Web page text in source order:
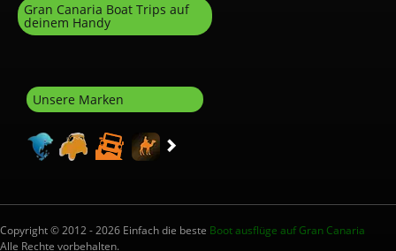
Gran Canaria Boat Trips auf
deinem Handy
Unsere Marken
Copyright © 2012 - 2026 Einfach die beste Boot ausflüge auf Gran Canaria
Alle Rechte vorbehalten.